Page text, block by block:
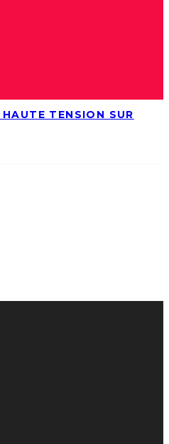
TENSION SUR